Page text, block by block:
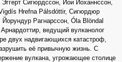
Сигюрдссон, Йои Йоханнссон,
Hrefna Pálsdóttir, Сигюрдюр
Рагнарссон, Óla Blöndal
ведущий вулканолог
двух надвигающихся катастроф,
её привычную жизнь. С
вулкана, угрожающее столице